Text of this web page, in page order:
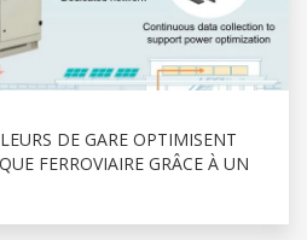
DE GARE OPTIMISENT
FERROVIAIRE GRÂCE À UN